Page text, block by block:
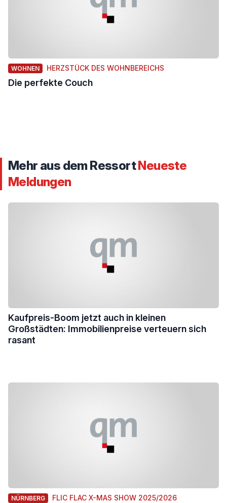
WOHNEN HERZSTÜCK DES WOHNBEREICHS
Die perfekte Couch
Mehr aus dem RessortNeueste
Meldungen
Kaufpreis-Boom jetzt auch in kleinen
Großstädten: Immobilienpreise verteuern sich
rasant
NÜRNBERG FLIC FLAC X-MAS SHOW 2025/2026